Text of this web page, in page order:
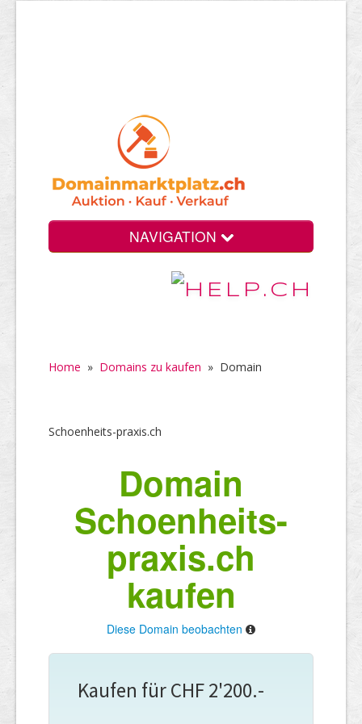
NAVIGATION
Home » Domains zu kaufen » Domain
Schoenheits-praxis.ch
Domain
Schoenheits-
praxis.ch
kaufen
Diese Domain beobachten
Kaufen für CHF 2'200.-